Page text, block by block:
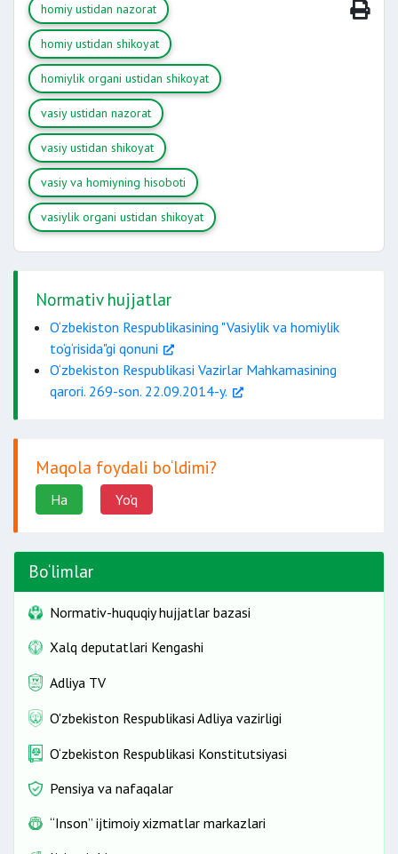
homiy ustidan nazorat
homiy ustidan shikoyat
homiylik organi ustidan shikoyat
vasiy ustidan nazorat
vasiy ustidan shikoyat
vasiy va homiyning hisoboti
vasiylik organi ustidan shikoyat
Normativ hujjatlar
O‘zbekiston Respublikasining "Vasiylik va homiylik
to‘g‘risida"gi qonuni
O‘zbekiston Respublikasi Vazirlar Mahkamasining
qarori. 269-son. 22.09.2014-y.
Maqola foydali bo‘ldimi?
Ha Yo'q
Bo‘limlar
Normativ-huquqiy hujjatlar bazasi
Xalq deputatlari Kengashi
Adliya TV
O'zbekiston Respublikasi Adliya vazirligi
O‘zbekiston Respublikasi Konstitutsiyasi
Pensiya va nafaqalar
“Inson” ijtimoiy xizmatlar markazlari